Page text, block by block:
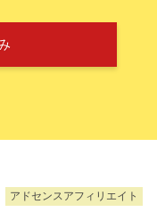
アドセンスアフィリエイト